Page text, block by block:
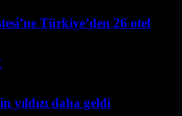
Türkiye’den 26 otel
yıldızı daha geldi